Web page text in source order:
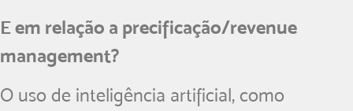
E em relação a precificação/revenue
management?
O uso de inteligência artificial, como